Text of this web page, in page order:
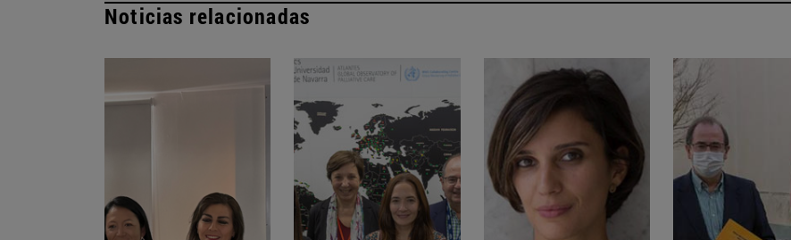
Noticias relacionadas